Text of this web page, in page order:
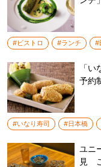
#ビストロ #ランチ #
「
予約
#いなり寿司 #日本橋
ユニ
見